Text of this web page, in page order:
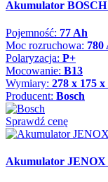
Akumulator
Pojemność: 77 Ah
Moc rozruchowa: 780
Polaryzacja: P+
Mocowanie: B13
Wymiary: 278 x 175 x
Producent: Bosch
Sprawdź cenę
Akumulator JENOX